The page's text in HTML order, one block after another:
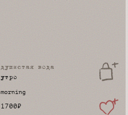
душистая вода
утро
morning
1700₽